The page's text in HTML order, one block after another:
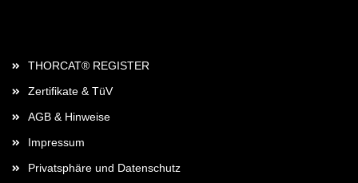
THORCAT® REGISTER
Zertifikate & TüV
AGB & Hinweise
Impressum
Privatsphäre und Datenschutz